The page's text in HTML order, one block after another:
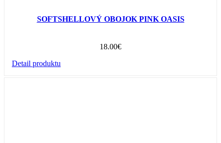
SOFTSHELLOVÝ OBOJOK PINK OASIS
18.00€
Detail produktu